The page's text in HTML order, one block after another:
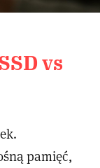
vs
pamięć,